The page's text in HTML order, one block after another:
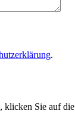
.
klicken Sie auf die